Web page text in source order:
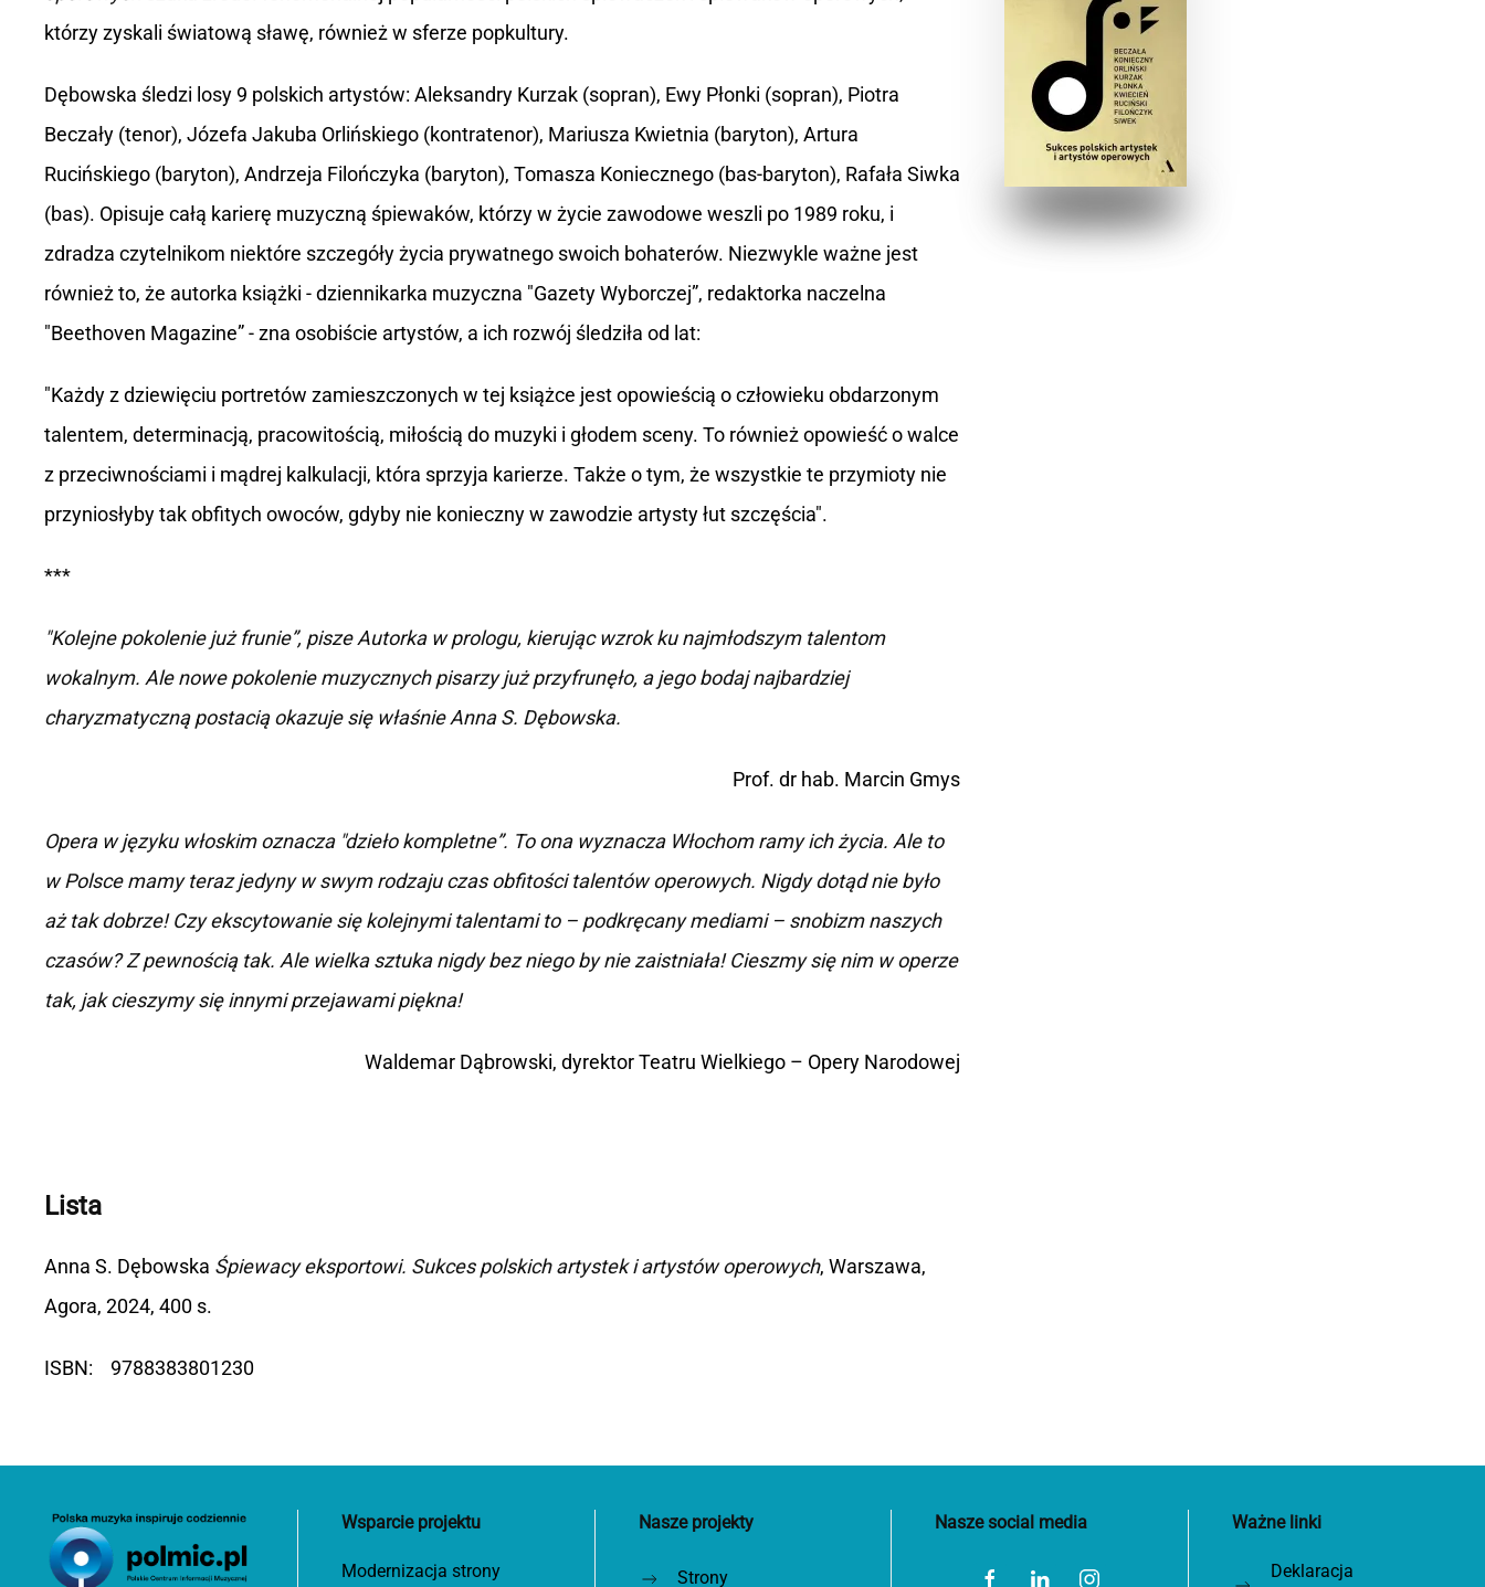
którzy zyskali światową sławę, również w sferze popkultury.
Dębowska śledzi losy 9 polskich artystów: Aleksandry Kurzak (sopran), Ewy Płonki (sopran), Piotra
Beczały (tenor), Józefa Jakuba Orlińskiego (kontratenor), Mariusza Kwietnia (baryton), Artura
Rucińskiego (baryton), Andrzeja Filończyka (baryton), Tomasza Koniecznego (bas-baryton), Rafała Siwka
(bas). Opisuje całą karierę muzyczną śpiewaków, którzy w życie zawodowe weszli po 1989 roku, i
zdradza czytelnikom niektóre szczegóły życia prywatnego swoich bohaterów. Niezwykle ważne jest
również to, że autorka książki - dziennikarka muzyczna "Gazety Wyborczej”, redaktorka naczelna
"Beethoven Magazine” - zna osobiście artystów, a ich rozwój śledziła od lat:
"Każdy z dziewięciu portretów zamieszczonych w tej książce jest opowieścią o człowieku obdarzonym
talentem, determinacją, pracowitością, miłością do muzyki i głodem sceny. To również opowieść o walce
z przeciwnościami i mądrej kalkulacji, która sprzyja karierze. Także o tym, że wszystkie te przymioty nie
przyniosłyby tak obfitych owoców, gdyby nie konieczny w zawodzie artysty łut szczęścia".
***
"Kolejne pokolenie już frunie”, pisze Autorka w prologu, kierując wzrok ku najmłodszym talentom
wokalnym. Ale nowe pokolenie muzycznych pisarzy już przyfrunęło, a jego bodaj najbardziej
charyzmatyczną postacią okazuje się właśnie Anna S. Dębowska.
Prof. dr hab. Marcin Gmys
Opera w języku włoskim oznacza "dzieło kompletne”. To ona wyznacza Włochom ramy ich życia. Ale to
w Polsce mamy teraz jedyny w swym rodzaju czas obfitości talentów operowych. Nigdy dotąd nie było
aż tak dobrze! Czy ekscytowanie się kolejnymi talentami to – podkręcany mediami – snobizm naszych
czasów? Z pewnością tak. Ale wielka sztuka nigdy bez niego by nie zaistniała! Cieszmy się nim w operze
tak, jak cieszymy się innymi przejawami piękna!
Waldemar Dąbrowski, dyrektor Teatru Wielkiego – Opery Narodowej
Lista
Anna S. Dębowska Śpiewacy eksportowi. Sukces polskich artystek i artystów operowych, Warszawa,
Agora, 2024, 400 s.
ISBN: 9788383801230
Wsparcie projektu
Modernizacja strony
Nasze projekty
Strony
Nasze social media Ważne linki
Deklaracja